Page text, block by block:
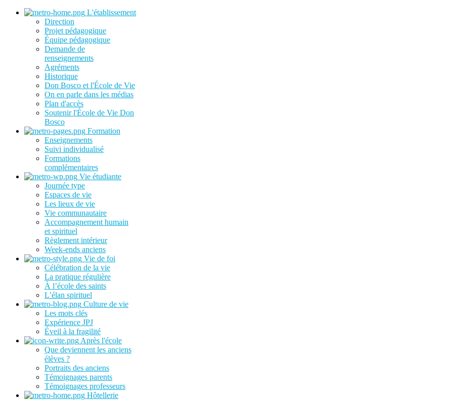
L'établissement
Direction
Projet pédagogique
Équipe pédagogique
Demande de
renseignements
Agréments
Historique
Don Bosco et l'École de Vie
On en parle dans les médias
Plan d'accès
Soutenir l'École de Vie Don
Bosco
Formation
Enseignements
Suivi individualisé
Formations
complémentaires
Vie étudiante
Journée type
Espaces de vie
Les lieux de vie
Vie communautaire
Accompagnement humain
et spirituel
Règlement intérieur
Week-ends anciens
Vie de foi
Célébration de la vie
La pratique régulière
À l’école des saints
L’élan spirituel
Culture de vie
Les mots clés
Expérience JPJ
Éveil à la fragilité
Après l'école
Que deviennent les anciens
élèves ?
Portraits des anciens
Témoignages parents
Témoignages professeurs
Hôtellerie